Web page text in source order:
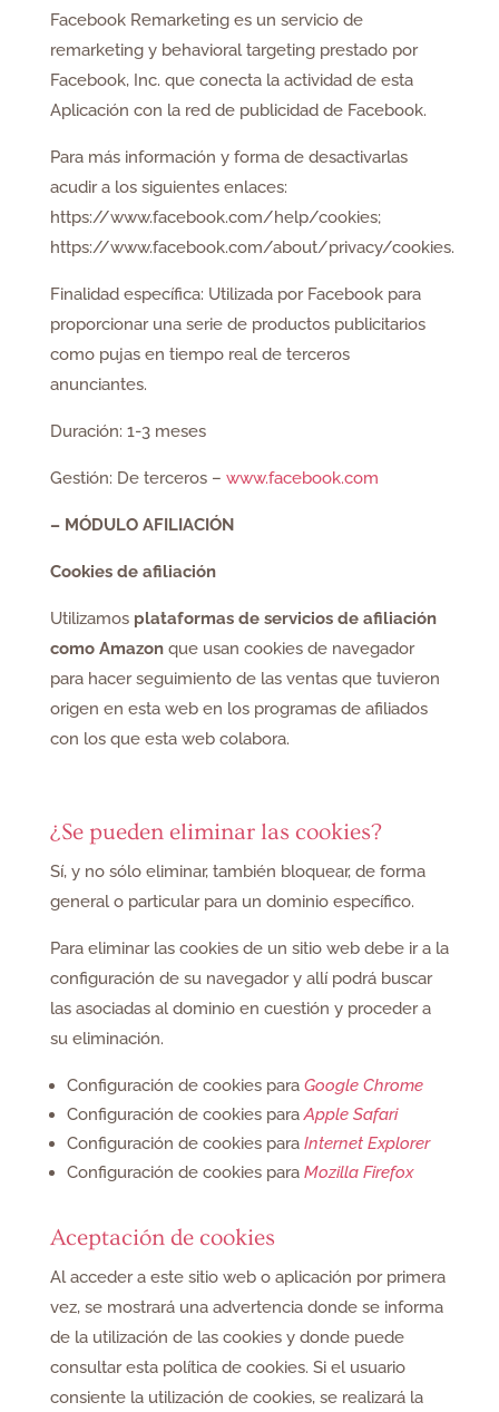
Facebook Remarketing es un servicio de
remarketing y behavioral targeting prestado por
Facebook, Inc. que conecta la actividad de esta
Aplicación con la red de publicidad de Facebook.
Para más información y forma de desactivarlas
acudir a los siguientes enlaces:
https://www.facebook.com/help/cookies;
https://www.facebook.com/about/privacy/cookies.
Finalidad específica: Utilizada por Facebook para
proporcionar una serie de productos publicitarios
como pujas en tiempo real de terceros
anunciantes.
Duración: 1-3 meses
Gestión: De terceros – www.facebook.com
– MÓDULO AFILIACIÓN
Cookies de afiliación
Utilizamosplataformas de servicios de afiliación
como Amazonque usan cookies de navegador
para hacer seguimiento de las ventas que tuvieron
origen en esta web en los programas de afiliados
con los que esta web colabora.
¿Se pueden eliminar las cookies?
Sí, y no sólo eliminar, también bloquear, de forma
general o particular para un dominio específico.
Para eliminar las cookies de un sitio web debe ir a la
configuración de su navegador y allí podrá buscar
las asociadas al dominio en cuestión y proceder a
su eliminación.
Configuración de cookies para Google Chrome
Configuración de cookies paraApple Safari
Configuración de cookies para Internet Explorer
Configuración de cookies para Mozilla Firefox
Aceptación de cookies
Al acceder a este sitio web o aplicación por primera
vez, se mostrará una advertencia donde se informa
de la utilización de las cookies y donde puede
consultar esta política de cookies. Si el usuario
consiente la utilización de cookies, se realizará la